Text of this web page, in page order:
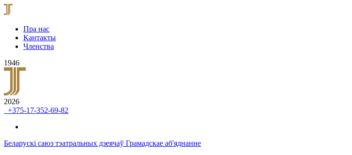
Пра нас
Кантакты
Членства
1946
2026
+375-17-352-69-82
Беларускі саюз тэатральных дзеячаў Грамадскае аб'яднанне